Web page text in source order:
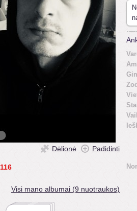
Dėlionė Padidinti
116
Visi mano albumai (9 nuotraukos)